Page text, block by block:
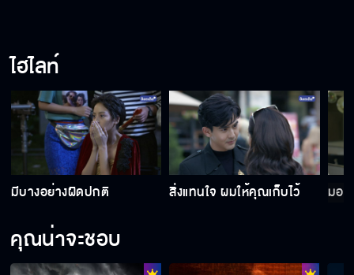
ไฮไลท์
มีบางอย่างผิดปกติ สิ่งแทนใจ ผมให้คุณเก็บไว้ มอง
คุณน่าจะชอบ